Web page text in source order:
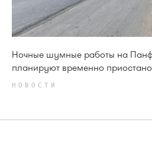
Ночные шумные работы на
планируют временно
НОВОСТИ